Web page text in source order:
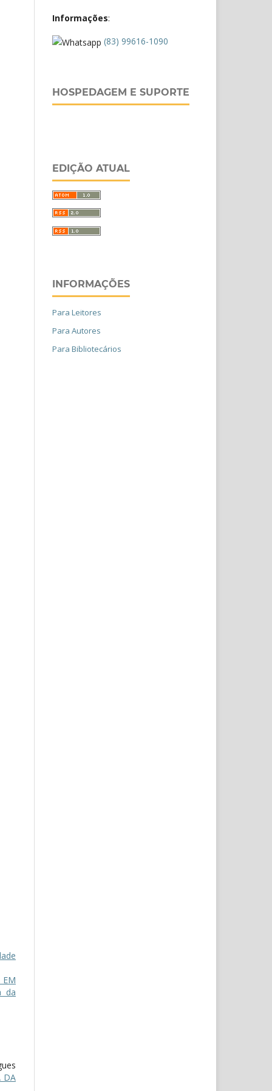
EM
da
DA
Informações:
(83) 99616-1090
HOSPEDAGEM E SUPORTE
EDIÇÃO ATUAL
INFORMAÇÕES
Para Leitores
Para Autores
Para Bibliotecários